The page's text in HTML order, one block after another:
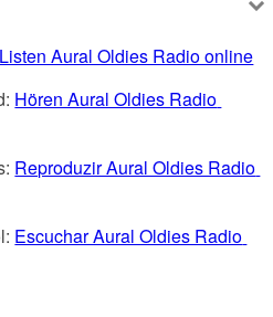
Listen Aural Oldies Radio online
Hören Aural Oldies Radio
Reproduzir Aural Oldies Radio
Escuchar Aural Oldies Radio